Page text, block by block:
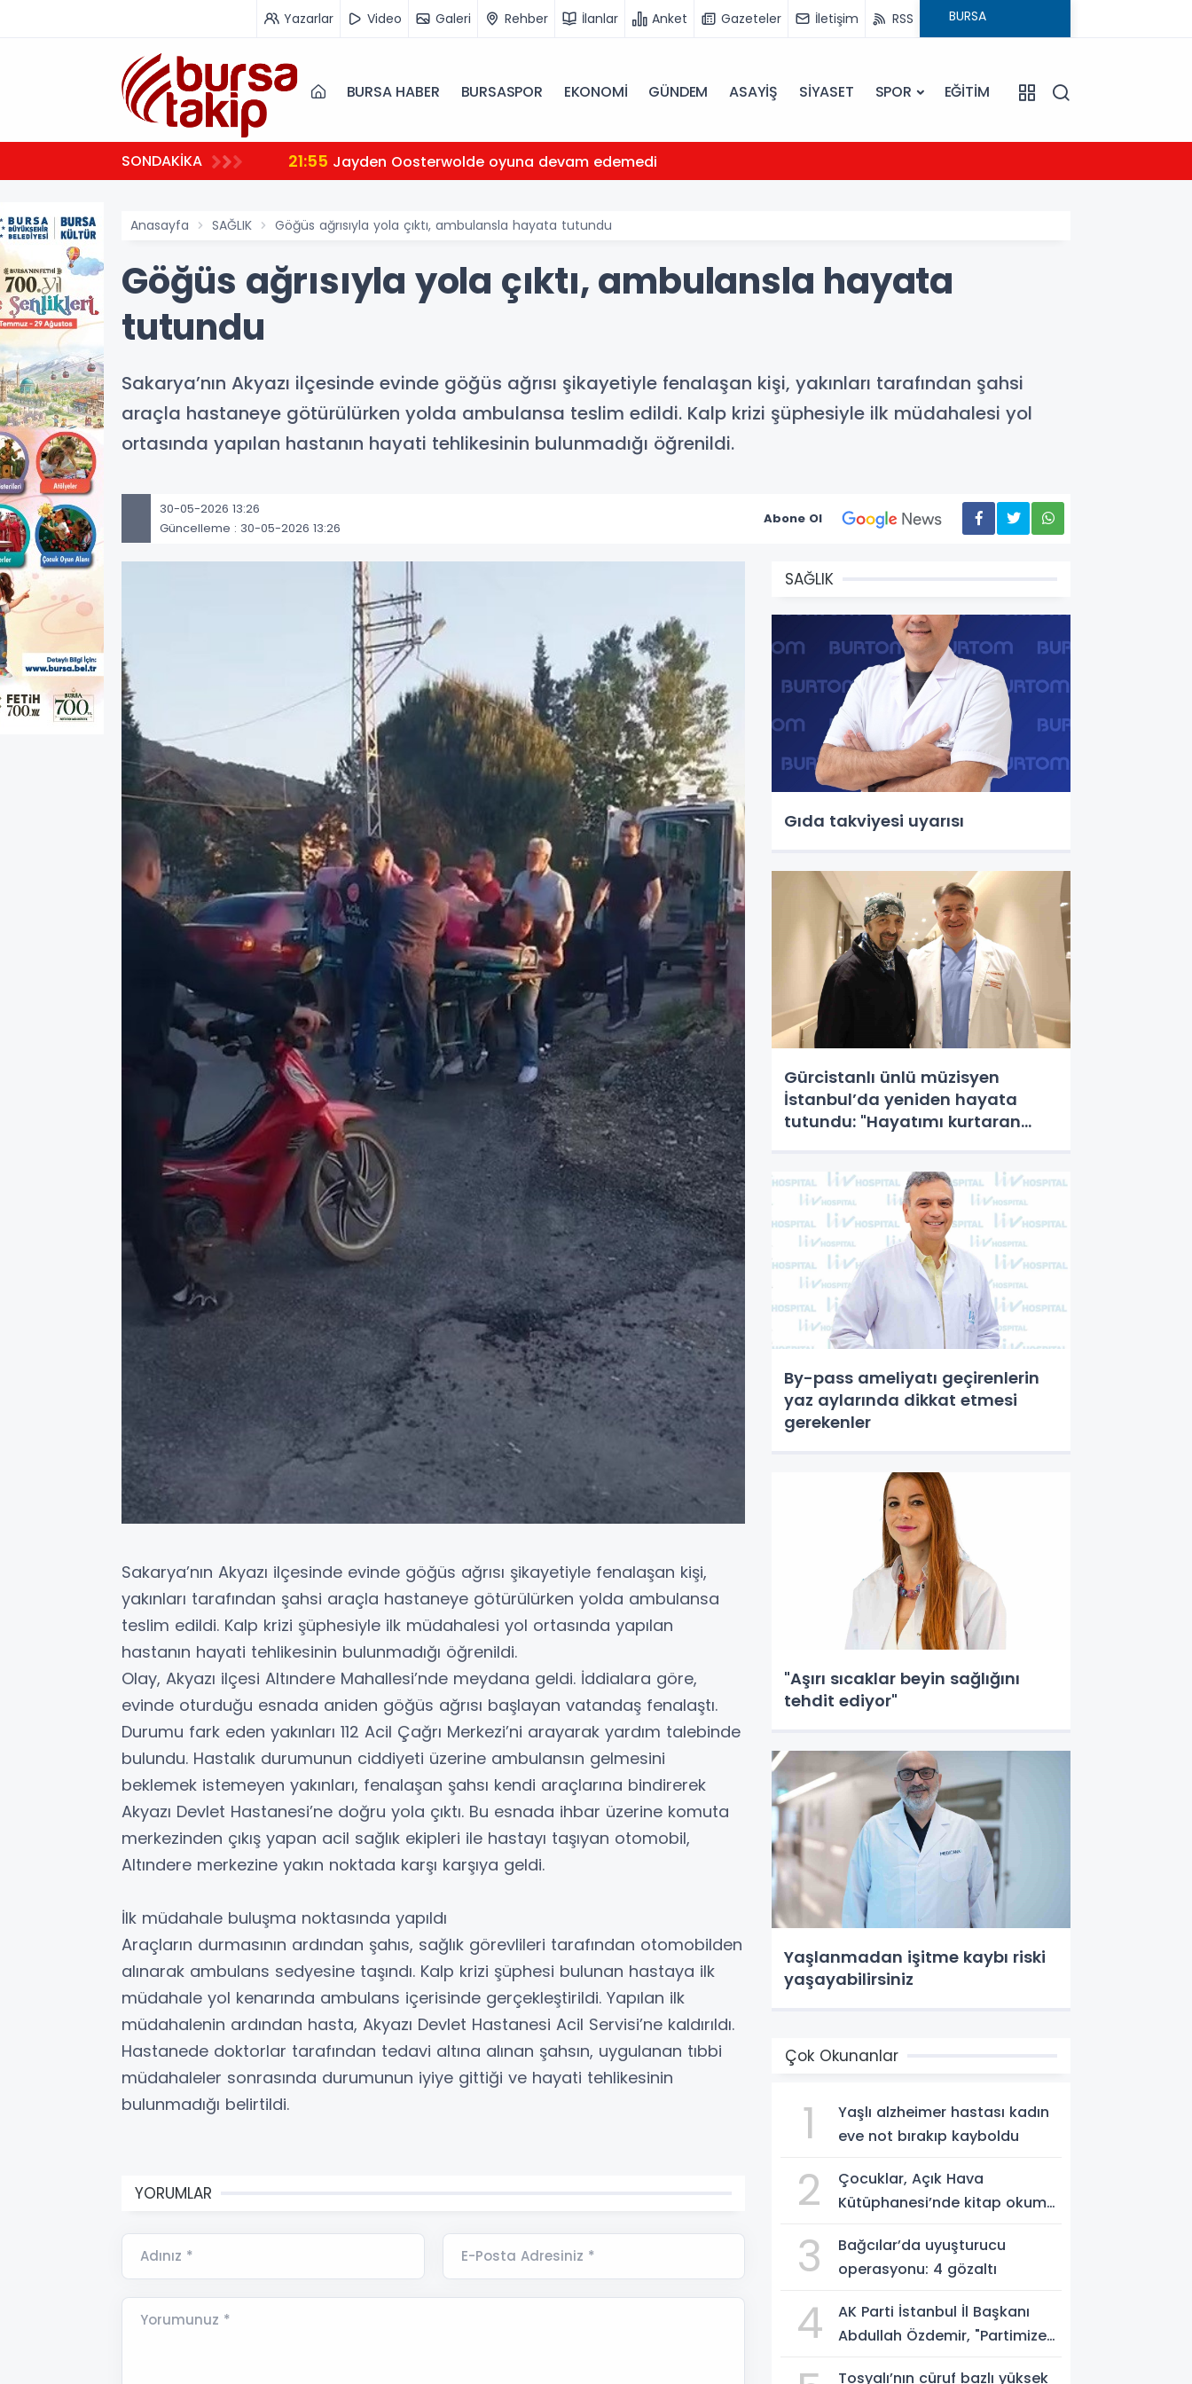
Yazarlar Video Galeri Rehber İlanlar Anket Gazeteler İletişim RSS
BURSA HABER BURSASPOR EKONOMİ GÜNDEM ASAYİŞ SİYASET SPOR EĞİTİM
SONDAKİKA 21:55 Jayden Oosterwolde oyuna devam edemedi
Anasayfa SAĞLIK Göğüs ağrısıyla yola çıktı, ambulansla hayata tutundu
Göğüs ağrısıyla yola çıktı, ambulansla hayata
tutundu
Sakarya’nın Akyazı ilçesinde evinde göğüs ağrısı şikayetiyle fenalaşan kişi, yakınları tarafından şahsi
araçla hastaneye götürülürken yolda ambulansa teslim edildi. Kalp krizi şüphesiyle ilk müdahalesi yol
ortasında yapılan hastanın hayati tehlikesinin bulunmadığı öğrenildi.
30-05-2026 13:26
Güncelleme : 30-05-2026 13:26
Abone Ol
Sakarya’nın Akyazı ilçesinde evinde göğüs ağrısı şikayetiyle fenalaşan kişi,
yakınları tarafından şahsi araçla hastaneye götürülürken yolda ambulansa
teslim edildi. Kalp krizi şüphesiyle ilk müdahalesi yol ortasında yapılan
hastanın hayati tehlikesinin bulunmadığı öğrenildi.
Olay, Akyazı ilçesi Altındere Mahallesi’nde meydana geldi. İddialara göre,
evinde oturduğu esnada aniden göğüs ağrısı başlayan vatandaş fenalaştı.
Durumu fark eden yakınları 112 Acil Çağrı Merkezi’ni arayarak yardım talebinde
bulundu. Hastalık durumunun ciddiyeti üzerine ambulansın gelmesini
beklemek istemeyen yakınları, fenalaşan şahsı kendi araçlarına bindirerek
Akyazı Devlet Hastanesi’ne doğru yola çıktı. Bu esnada ihbar üzerine komuta
merkezinden çıkış yapan acil sağlık ekipleri ile hastayı taşıyan otomobil,
Altındere merkezine yakın noktada karşı karşıya geldi.
İlk müdahale buluşma noktasında yapıldı
Araçların durmasının ardından şahıs, sağlık görevlileri tarafından otomobilden
alınarak ambulans sedyesine taşındı. Kalp krizi şüphesi bulunan hastaya ilk
müdahale yol kenarında ambulans içerisinde gerçekleştirildi. Yapılan ilk
müdahalenin ardından hasta, Akyazı Devlet Hastanesi Acil Servisi’ne kaldırıldı.
Hastanede doktorlar tarafından tedavi altına alınan şahsın, uygulanan tıbbi
müdahaleler sonrasında durumunun iyiye gittiği ve hayati tehlikesinin
bulunmadığı belirtildi.
YORUMLAR
Adınız * E-Posta Adresiniz *
Yorumunuz *
SAĞLIK
Gıda takviyesi uyarısı
Gürcistanlı ünlü müzisyen
İstanbul’da yeniden hayata
tutundu: "Hayatımı kurtaran
sahneye çıkacağım"
By-pass ameliyatı geçirenlerin
yaz aylarında dikkat etmesi
gerekenler
"Aşırı sıcaklar beyin sağlığını
tehdit ediyor"
Yaşlanmadan işitme kaybı riski
yaşayabilirsiniz
Çok Okunanlar
1
Yaşlı alzheimer hastası kadın
eve not bırakıp kayboldu
2
Çocuklar, Açık Hava
Kütüphanesi’nde kitap okuma
3
Bağcılar’da uyuşturucu
operasyonu: 4 gözaltı
4
AK Parti İstanbul İl Başkanı
Abdullah Özdemir, "Partimize
Tosyalı’nın cüruf bazlı yüksek